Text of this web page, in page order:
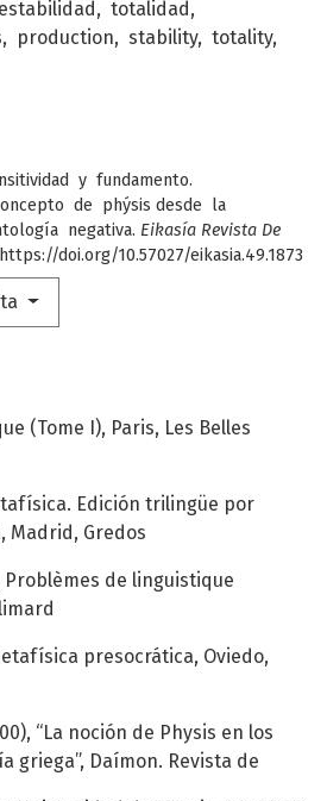
totalidad,
production, stability, totality,
y fundamento.
de phýsis desde la
negativa. Eikasía Revista De
doi.org/10.57027/eikasia.49.1873
(Tome I), Paris, Les Belles
Edición trilingüe por
Madrid, Gredos
Problèmes de linguistique
presocrática, Oviedo,
“La noción de Physis en los
griega”, Daímon. Revista de